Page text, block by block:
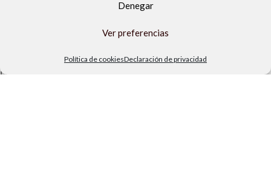
Denegar
Ver preferencias
Política de cookiesDeclaración de privacidad
Lunes a viernes